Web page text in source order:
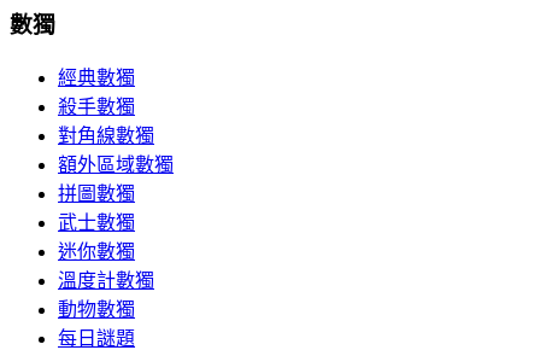
數獨
經典數獨
殺手數獨
對角線數獨
額外區域數獨
拼圖數獨
武士數獨
迷你數獨
溫度計數獨
動物數獨
每日謎題